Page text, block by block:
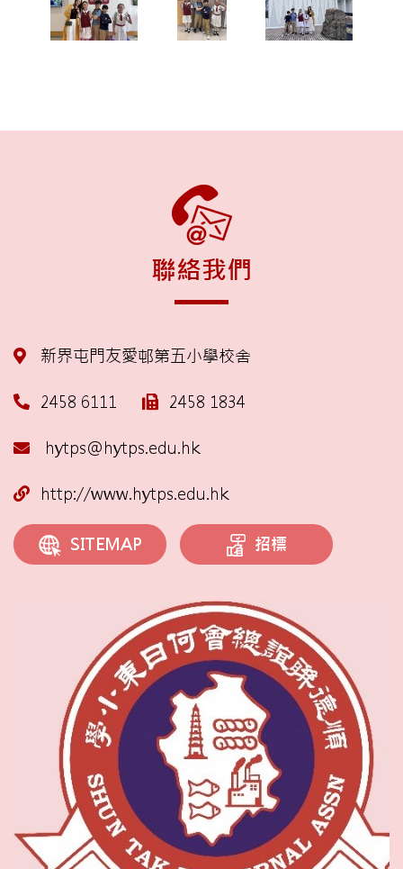
聯絡我們
新界屯門友愛邨第五小學校舍
2458 6111 2458 1834
hytps@hytps.edu.hk
http://www.hytps.edu.hk
SITEMAP 招標